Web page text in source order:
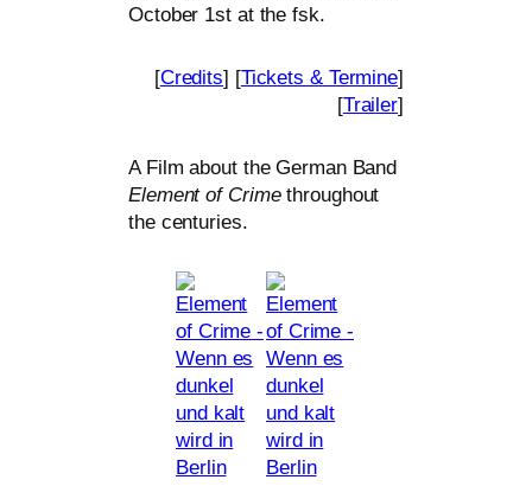
October 1st at the fsk.
[Credits] [Tickets &Termine]
[Trailer]
A Film about the German Band
Element of Crimethroug­hout
the centuries.